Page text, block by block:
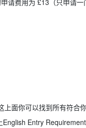
请费用为 £13（只申请
上面你可以找到所有符
Entry